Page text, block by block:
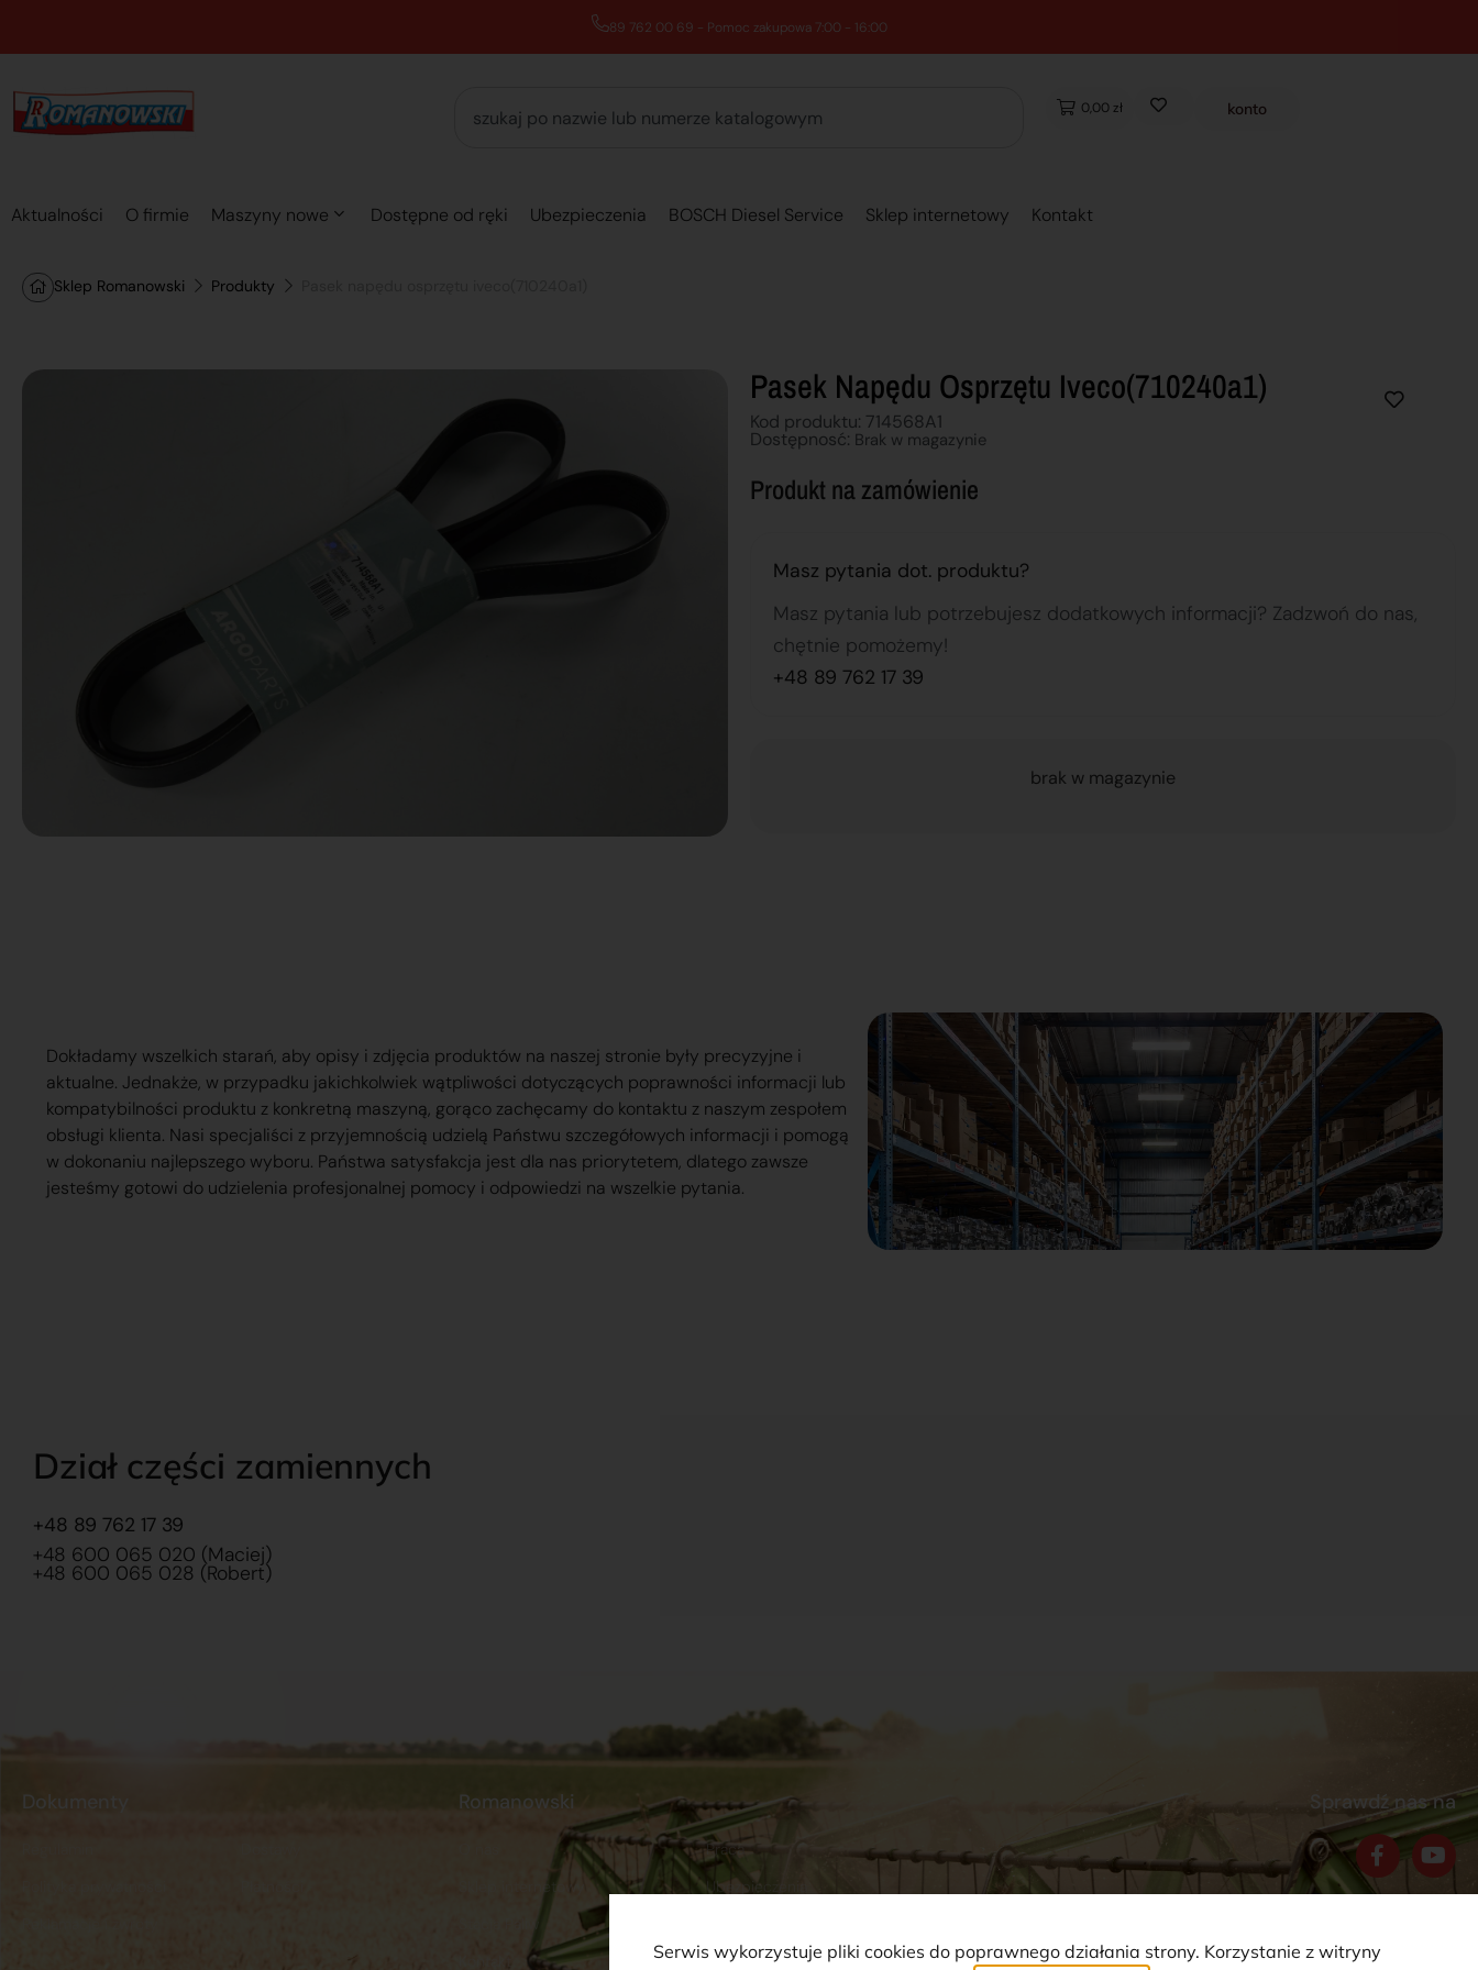
89 762 00 69 - Pomoc zakupowa 7:00 - 16:00
0,00 zł konto
Aktualności O firmie Maszyny nowe Dostępne od ręki Ubezpieczenia BOSCH Diesel Service Sklep internetowy Kontakt
Sklep Romanowski Produkty
Pasek Napędu Osprzętu Iveco(710240a1)
Kod produktu: 714568A1
Dostępnosć: Brak w magazynie
Produkt na zamówienie
Masz pytania dot. produktu?
Masz pytania lub potrzebujesz dodatkowych informacji? Zadzwoń do nas,
chętnie pomożemy!
+48 89 762 17 39
brak w magazynie
Dokładamy wszelkich starań, aby opisy i zdjęcia produktów na naszej stronie były precyzyjne i
aktualne. Jednakże, w przypadku jakichkolwiek wątpliwości dotyczących poprawności informacji lub
kompatybilności produktu z konkretną maszyną, gorąco zachęcamy do kontaktu z naszym zespołem
obsługi klienta. Nasi specjaliści z przyjemnością udzielą Państwu szczegółowych informacji i pomogą
w dokonaniu najlepszego wyboru. Państwa satysfakcja jest dla nas priorytetem, dlatego zawsze
jesteśmy gotowi do udzielenia profesjonalnej pomocy i odpowiedzi na wszelkie pytania.
Dział części zamiennych
+48 89 762 17 39
+48 600 065 020 (Maciej)
+48 600 065 028 (Robert)
Dokumenty Romanowski
Sklep internetowy
Praca
Ubezpieczenia
Sprawdź nas na
Serwis wykorzystuje pliki cookies do poprawnego działania strony. Korzystanie z witryny